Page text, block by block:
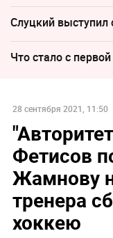
Слуцкий
Что стало с
28 сентября 2021, 11:50
Фетисов
Жамнову
тренера
хоккею